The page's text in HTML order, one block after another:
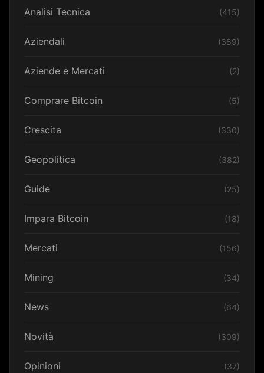
Analisi Tecnica (415)
Aziendali (389)
Aziende e Mercati (2)
Comprare Bitcoin (5)
Crescita (330)
Geopolitica (382)
Guide (25)
Impara Bitcoin (18)
Mercati (156)
Mining (34)
News (64)
Novità (309)
Opinioni (37)